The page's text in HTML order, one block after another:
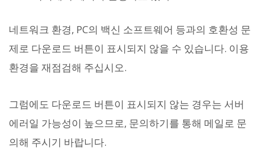
네트워크 환경, PC의 백신 소프트웨어 등과의 호환성 문
제로 다운로드 버튼이 표시되지 않을 수 있습니다. 이용
환경을 재점검해 주십시오.
그럼에도 다운로드 버튼이 표시되지 않는 경우는 서버
에러일 가능성이 높으므로, 문의하기를 통해 메일로 문
의해 주시기 바랍니다.